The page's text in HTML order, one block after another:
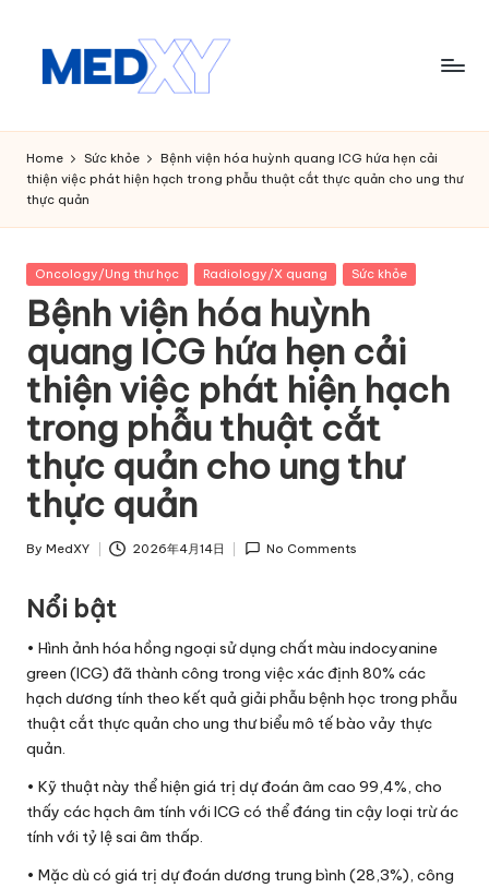
M
e
d
x
y
A
I
Home Sức khỏe
Bệnh viện hóa huỳnh quang ICG hứa hẹn cải
thiện việc phát hiện hạch trong phẫu thuật cắt thực quản cho ung thư
thực quản
Posted
Oncology/Ung thư học Radiology/X quang Sức khỏe
Bệnh viện hóa huỳnh
quang ICG hứa hẹn cải
thiện việc phát hiện hạch
trong phẫu thuật cắt
thực quản cho ung thư
thực quản
Posted
By MedXY 2026年4月14日 No Comments
Nổi bật
• Hình ảnh hóa hồng ngoại sử dụng chất màu indocyanine
green (ICG) đã thành công trong việc xác định 80% các
hạch dương tính theo kết quả giải phẫu bệnh học trong phẫu
thuật cắt thực quản cho ung thư biểu mô tế bào vảy thực
quản.
• Kỹ thuật này thể hiện giá trị dự đoán âm cao 99,4%, cho
thấy các hạch âm tính với ICG có thể đáng tin cậy loại trừ ác
tính với tỷ lệ sai âm thấp.
• Mặc dù có giá trị dự đoán dương trung bình (28,3%), công